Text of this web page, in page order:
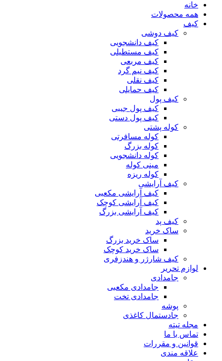
خانه
همه محصولات
کیف
کیف دوشی
کیف دانشجویی
کیف مستطیلی
کیف مربعی
کیف نیم گرد
کیف نقلی
کیف حمایلی
کیف پول
کیف پول جیبی
کیف پول دستی
کوله پشتی
کوله مسافرتی
کوله بزرگ
کوله دانشجویی
مینی کوله
کوله ریزه
کیف آرایشی
کیف آرایشی مکعبی
کیف آرایشی کوچک
کیف آرایشی بزرگ
کیف پد
ساک خرید
ساک خرید بزرگ
ساک خرید کوچک
کیف شارژر و هندزفری
لوازم تحریر
جامدادی
جامدادی مکعبی
جامدادی تخت
پوشه
جادستمال کاغذی
مجله تیته
تماس با ما
قوانین و مقررات
علاقه مندی